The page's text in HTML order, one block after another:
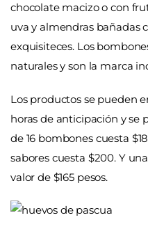
chocolate macizo o con
uva y almendras bañadas
exquisiteces. Los
naturales y son la marca
Los productos se pueden
horas de anticipación y se
de 16 bombones cuesta
sabores cuesta $200. Y
valor de $165 pesos.